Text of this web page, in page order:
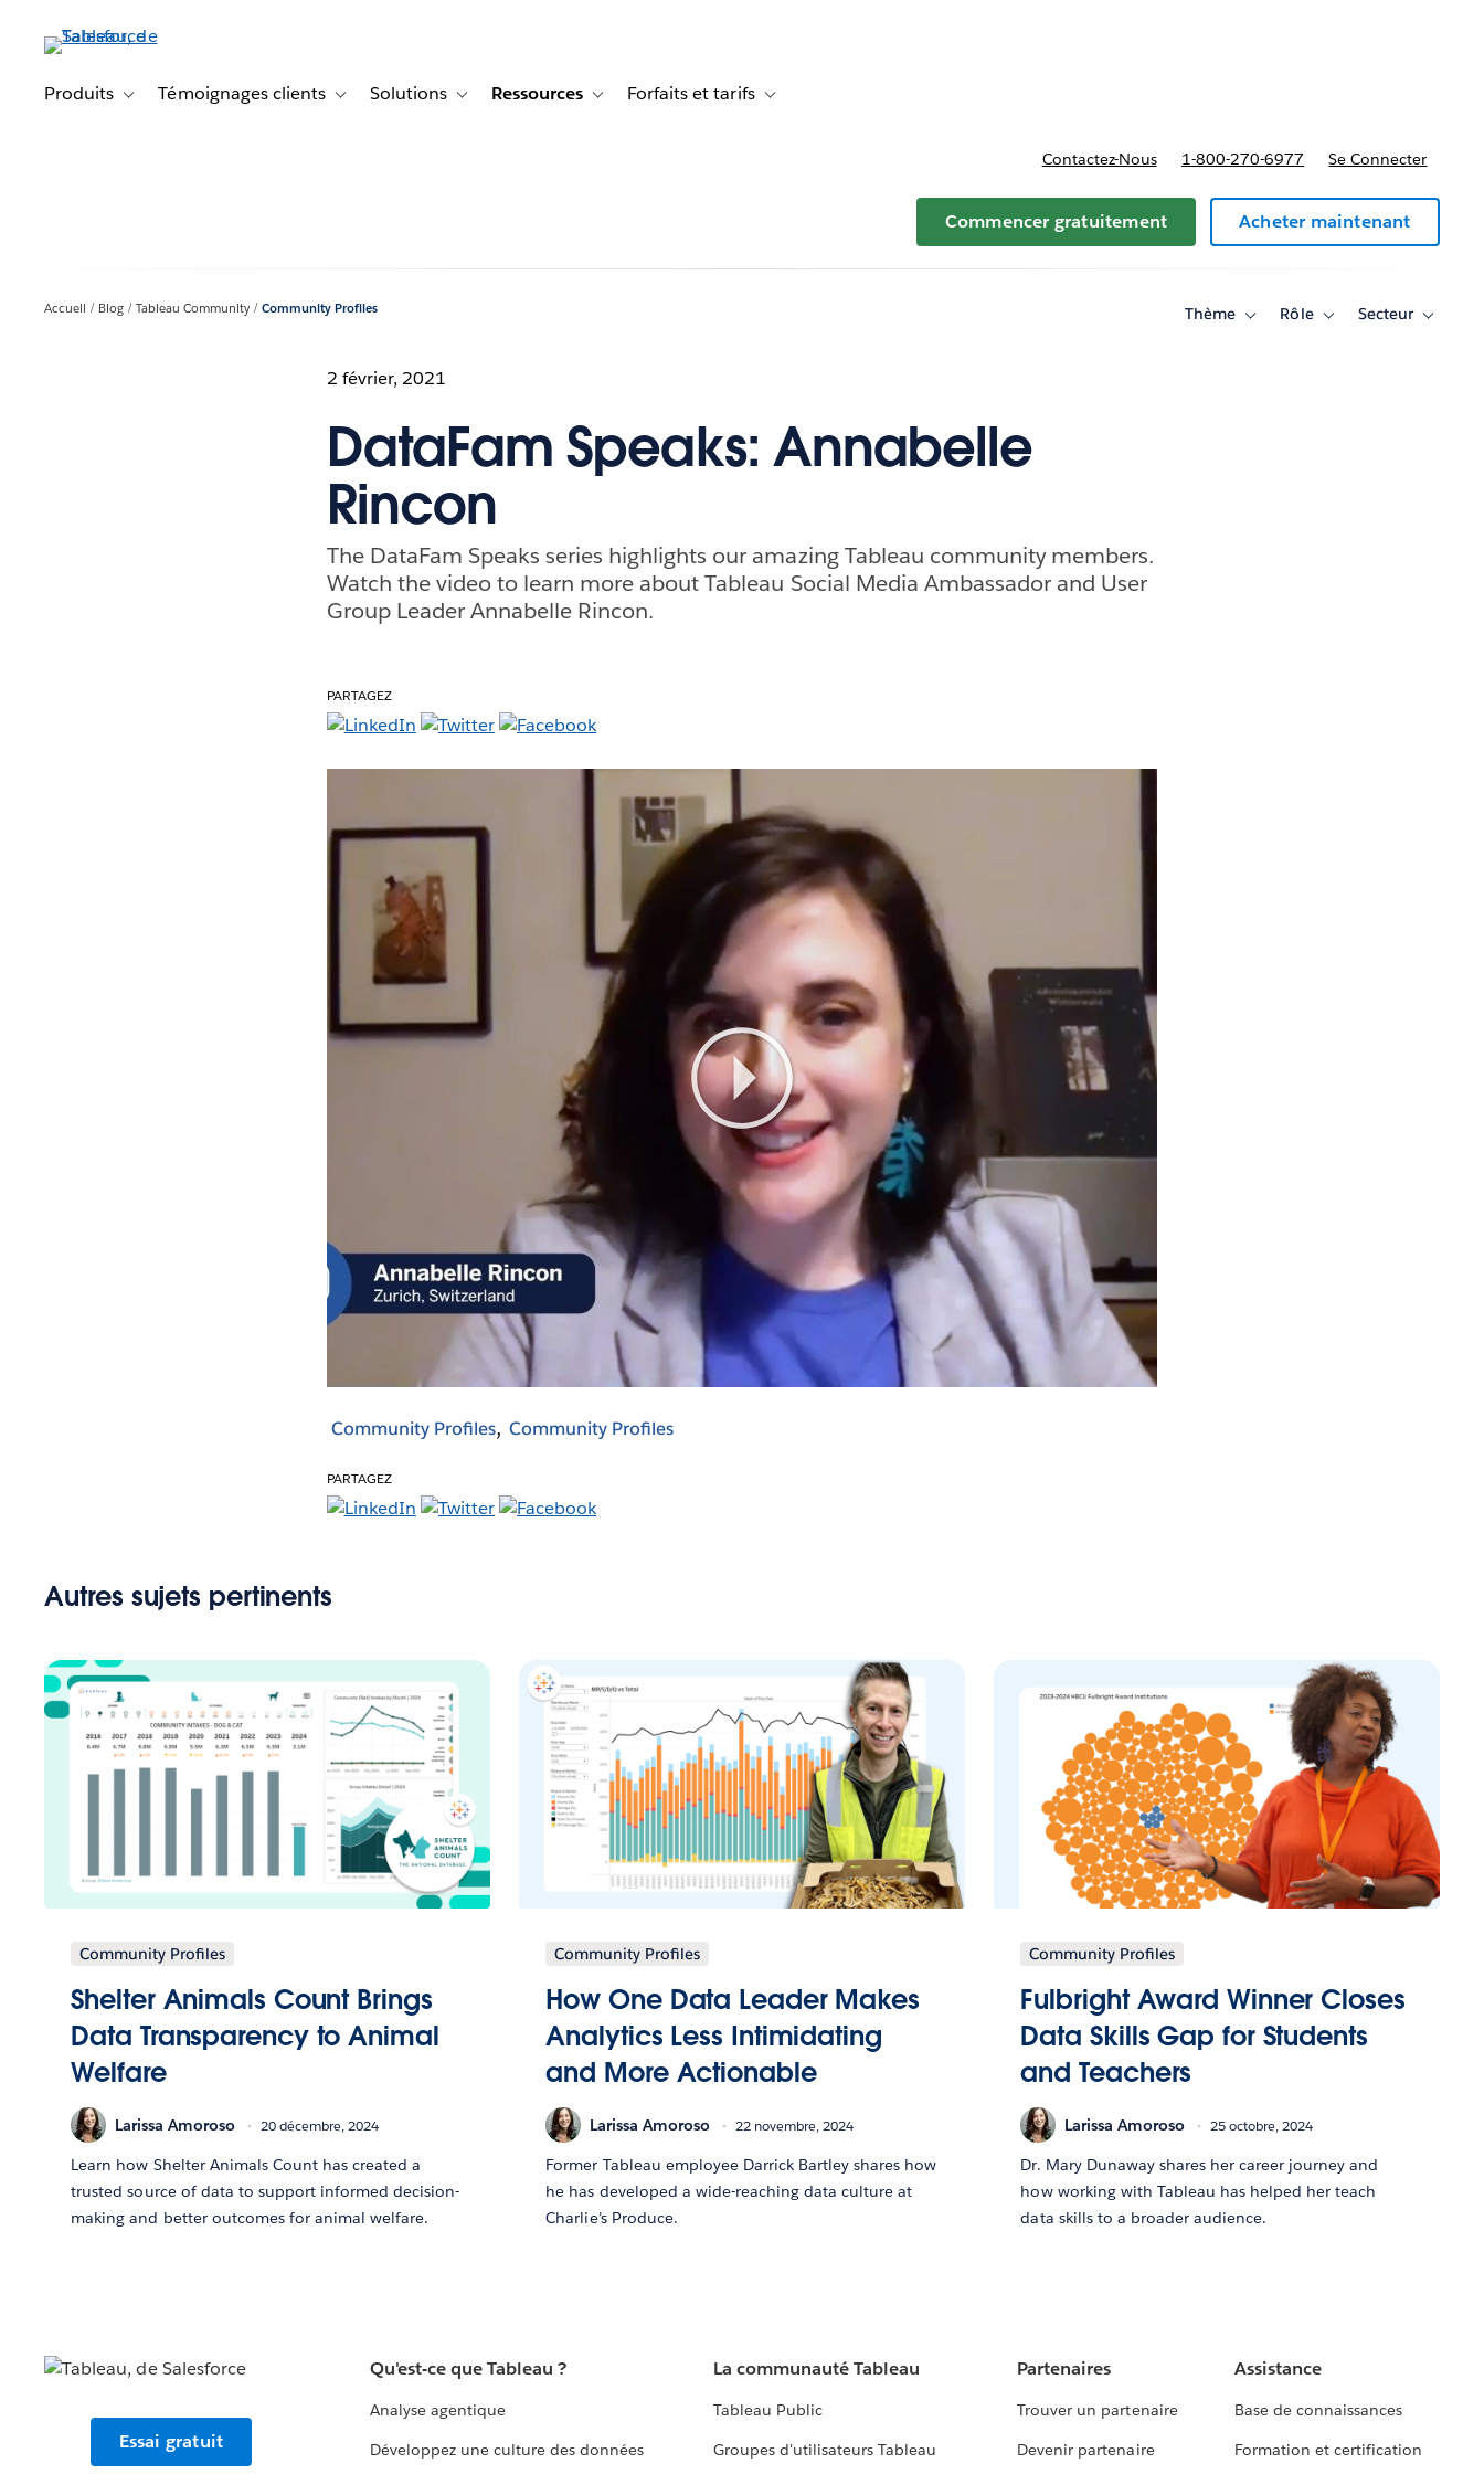
principalProduits Toggle sub-navigation for Produits
Témoignages clients Toggle sub-navigation for Témoignages clients
Solutions Toggle sub-navigation for Solutions
Ressources Toggle sub-navigation for Ressources
Forfaits et tarifs Toggle sub-navigation for Forfaits et tarifs
Contactez-Nous 1-800-270-6977 Se Connecter
Commencer gratuitement Acheter maintenant
Accueil Blog Tableau Community Community Profiles Thème
ToggleRôle
ToggleSecteur
Toggle
2 février, 2021
DataFam Speaks: Annabelle
Rincon
The DataFam Speaks series highlights our amazing Tableau community members.
Watch the video to learn more about Tableau Social Media Ambassador and User
Group Leader Annabelle Rincon.
PARTAGEZ
Play
Video
Community Profiles Community Profiles
PARTAGEZ
Autres sujets pertinents
Community Profiles
Shelter Animals Count Brings
Data Transparency to Animal
Welfare
Larissa Amoroso 20 décembre, 2024
Learn how Shelter Animals Count has created a
trusted source of data to support informed decision-
making and better outcomes for animal welfare.
Community Profiles
How One Data Leader Makes
Analytics Less Intimidating
and More Actionable
Larissa Amoroso 22 novembre, 2024
Former Tableau employee Darrick Bartley shares how
he has developed a wide-reaching data culture at
Charlie’s Produce.
Community Profiles
Fulbright Award Winner Closes
Data Skills Gap for Students
and Teachers
Larissa Amoroso 25 octobre, 2024
Dr. Mary Dunaway shares her career journey and
how working with Tableau has helped her teach
data skills to a broader audience.
Essai gratuit
Qu'est-ce que Tableau ?
Analyse agentique
Développez une culture des données
La communauté Tableau
Tableau Public
Groupes d'utilisateurs Tableau
Partenaires
Trouver un partenaire
Devenir partenaire
Assistance
Base de connaissances
Formation et certification